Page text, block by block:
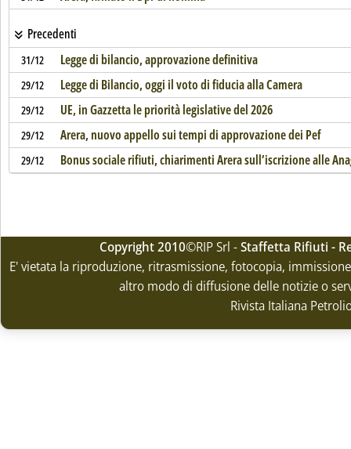
Precedenti
31/12 Legge di bilancio, approvazione definitiva
29/12 Legge di Bilancio, oggi il voto di fiducia alla Camera
29/12 UE, in Gazzetta le priorità legislative del 2026
29/12 Arera, nuovo appello sui tempi di approvazione dei Pef
29/12 Bonus sociale rifiuti, chiarimenti Arera sull’iscrizione alle
Copyright 2010©RIP Srl -Staffetta Rifiuti -
E' vietata la riproduzione, ritrasmissione, fotocopia,
altro modo di diffusione delle notizie o
Rivista Italiana